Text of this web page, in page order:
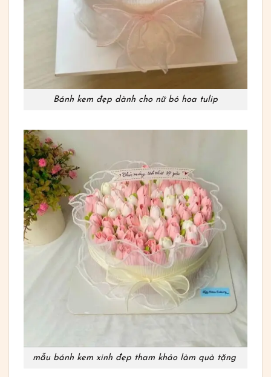
Bánh kem đẹp dành cho nữ bó hoa tulip
mẫu bánh kem xinh đẹp tham khảo làm quà tặng